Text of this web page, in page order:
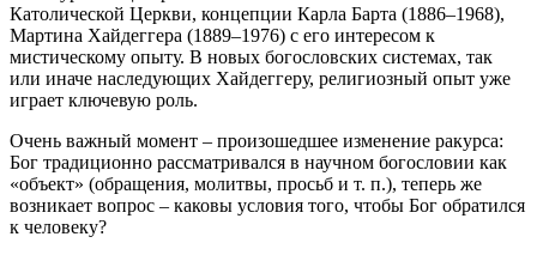
Католической Церкви, концепции Карла Барта (1886–1968),
Мартина Хайдеггера (1889–1976) с его интересом к
мистическому опыту. В новых богословских системах, так
или иначе наследующих Хайдеггеру, религиозный опыт уже
играет ключевую роль.
Очень важный момент – произошедшее изменение ракурса:
Бог традиционно рассматривался в научном богословии как
«объект» (обращения, молитвы, просьб и т. п.), теперь же
возникает вопрос – каковы условия того, чтобы Бог обратился
к человеку?